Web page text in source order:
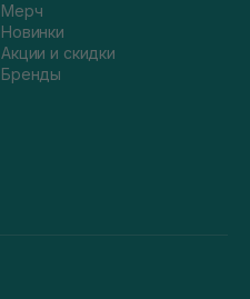
Мерч
Новинки
Акции и скидки
Бренды